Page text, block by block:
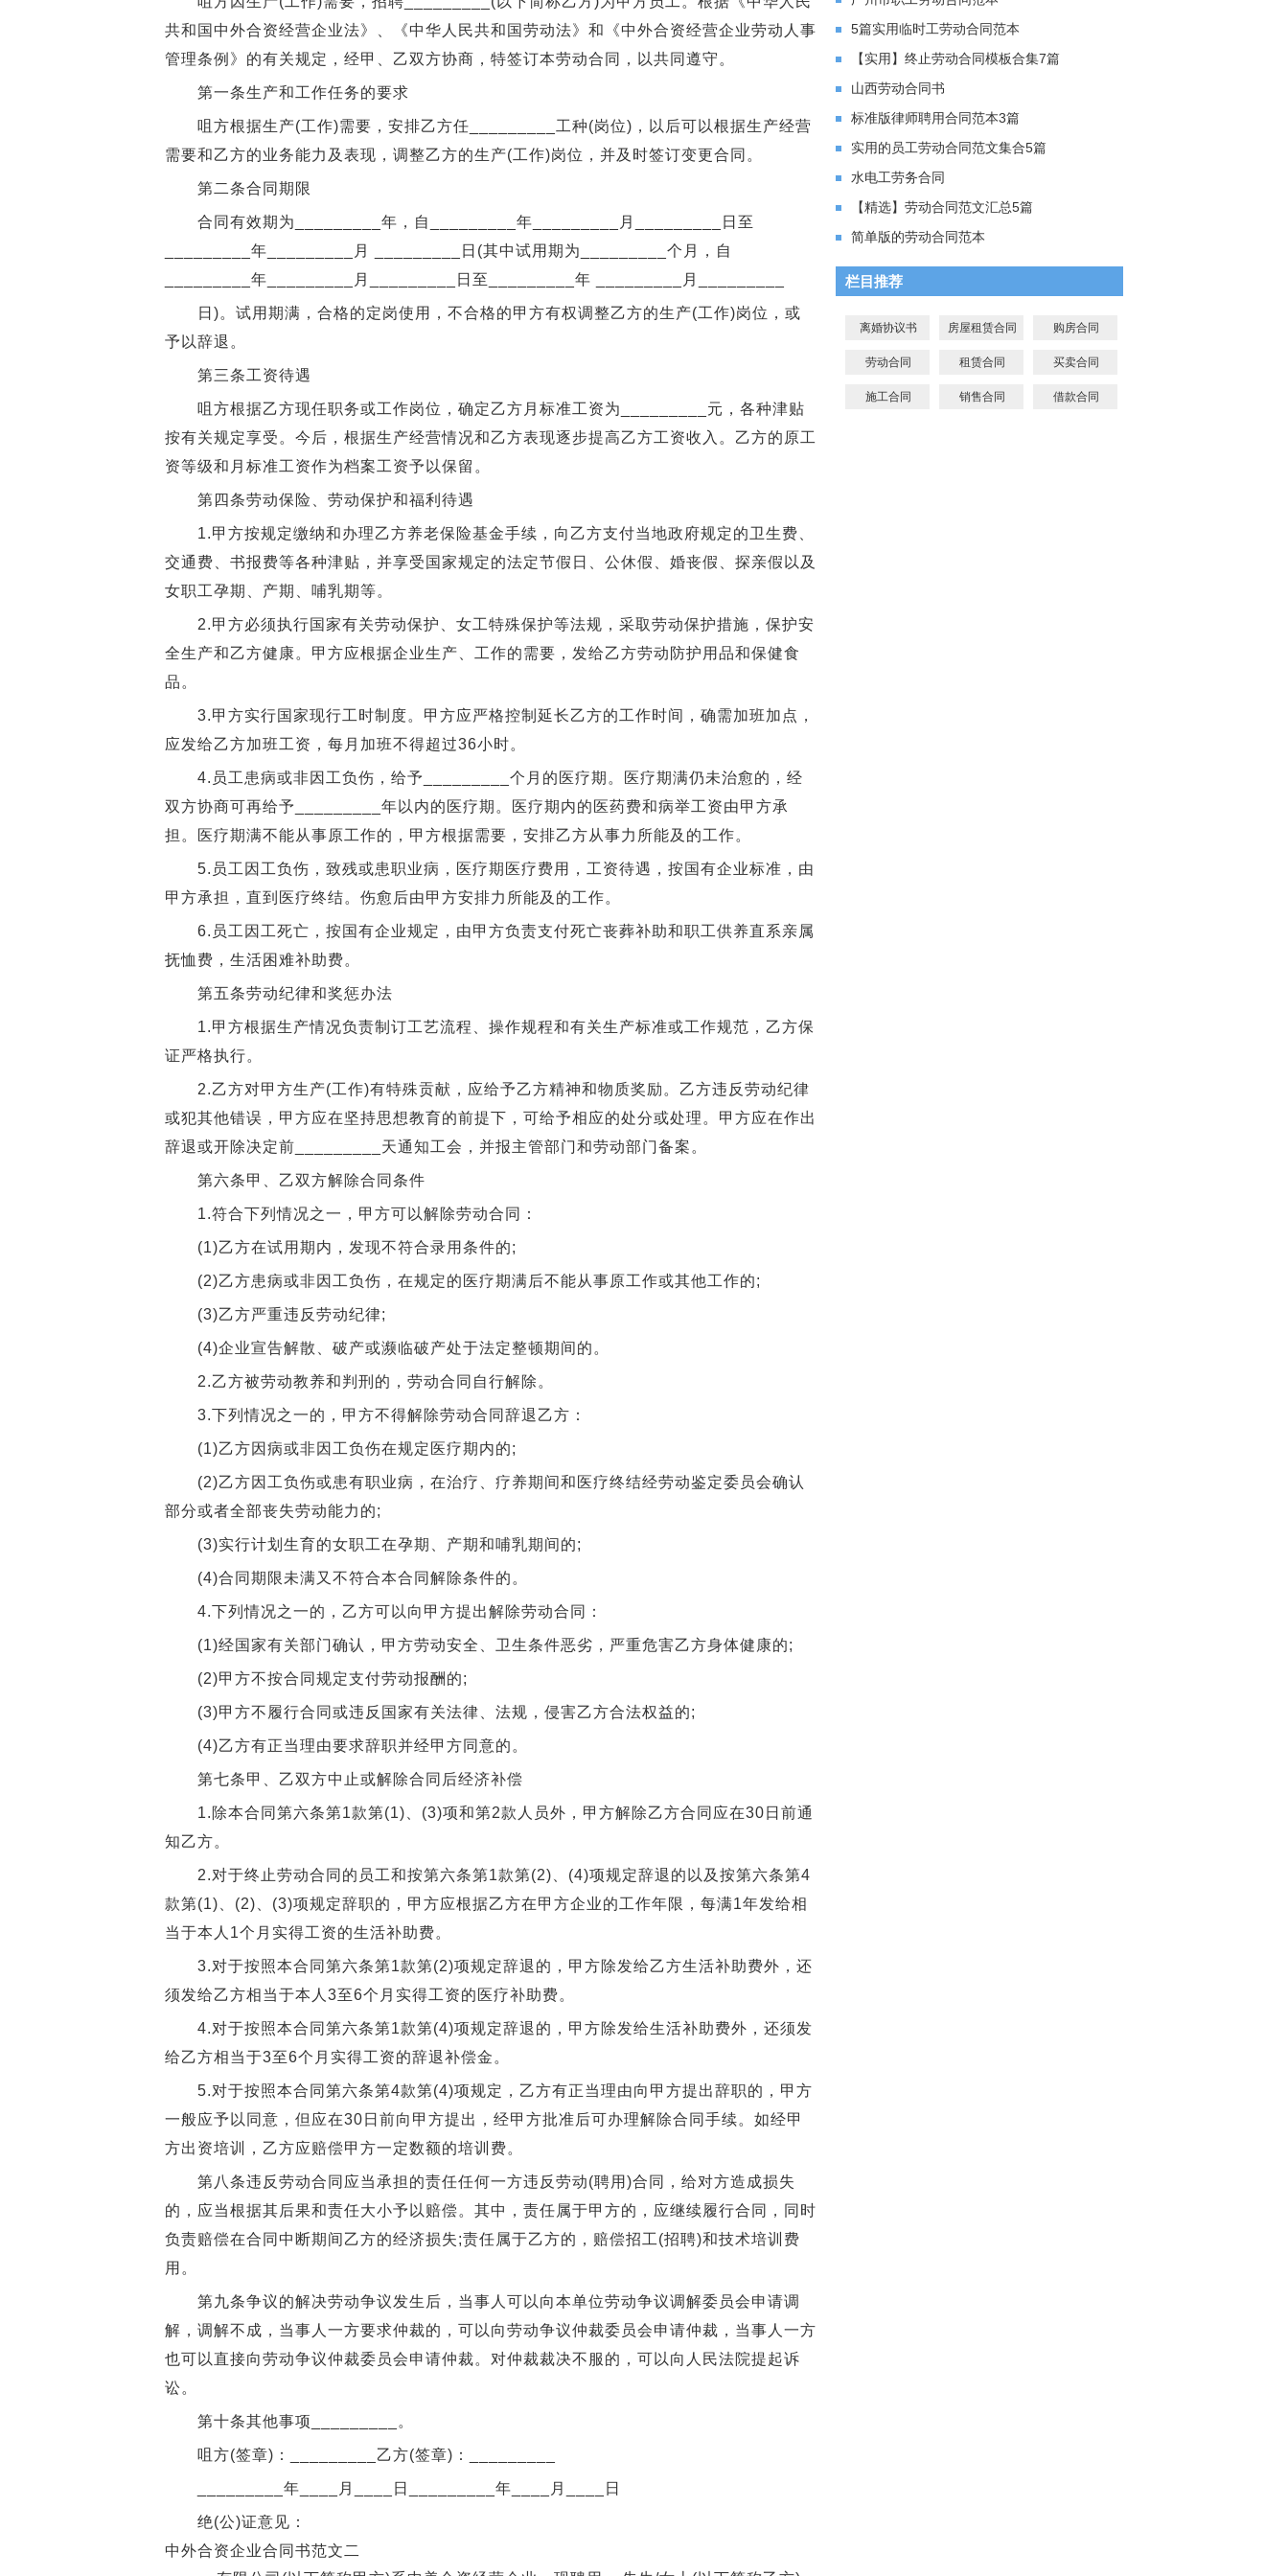
共和国中外合资经营企业法》、《中华人民共和国劳动法》和《中外合资经营企业劳动人事
管理条例》的有关规定，经甲、乙双方协商，特签订本劳动合同，以共同遵守。
第一条生产和工作任务的要求
咀方根据生产(工作)需要，安排乙方任_________工种(岗位)，以后可以根据生产经营
需要和乙方的业务能力及表现，调整乙方的生产(工作)岗位，并及时签订变更合同。
第二条合同期限
合同有效期为_________年，自_________年_________月_________日至
_________年_________月 _________日(其中试用期为_________个月，自
_________年_________月_________日至_________年 _________月_________
日)。试用期满，合格的定岗使用，不合格的甲方有权调整乙方的生产(工作)岗位，或
予以辞退。
第三条工资待遇
咀方根据乙方现任职务或工作岗位，确定乙方月标准工资为_________元，各种津贴
按有关规定享受。今后，根据生产经营情况和乙方表现逐步提高乙方工资收入。乙方的原工
资等级和月标准工资作为档案工资予以保留。
第四条劳动保险、劳动保护和福利待遇
1.甲方按规定缴纳和办理乙方养老保险基金手续，向乙方支付当地政府规定的卫生费、
交通费、书报费等各种津贴，并享受国家规定的法定节假日、公休假、婚丧假、探亲假以及
女职工孕期、产期、哺乳期等。
2.甲方必须执行国家有关劳动保护、女工特殊保护等法规，采取劳动保护措施，保护安
全生产和乙方健康。甲方应根据企业生产、工作的需要，发给乙方劳动防护用品和保健食
品。
3.甲方实行国家现行工时制度。甲方应严格控制延长乙方的工作时间，确需加班加点，
应发给乙方加班工资，每月加班不得超过36小时。
4.员工患病或非因工负伤，给予_________个月的医疗期。医疗期满仍未治愈的，经
双方协商可再给予_________年以内的医疗期。医疗期内的医药费和病举工资由甲方承
担。医疗期满不能从事原工作的，甲方根据需要，安排乙方从事力所能及的工作。
5.员工因工负伤，致残或患职业病，医疗期医疗费用，工资待遇，按国有企业标准，由
甲方承担，直到医疗终结。伤愈后由甲方安排力所能及的工作。
6.员工因工死亡，按国有企业规定，由甲方负责支付死亡丧葬补助和职工供养直系亲属
抚恤费，生活困难补助费。
第五条劳动纪律和奖惩办法
1.甲方根据生产情况负责制订工艺流程、操作规程和有关生产标准或工作规范，乙方保
证严格执行。
2.乙方对甲方生产(工作)有特殊贡献，应给予乙方精神和物质奖励。乙方违反劳动纪律
或犯其他错误，甲方应在坚持思想教育的前提下，可给予相应的处分或处理。甲方应在作出
辞退或开除决定前_________天通知工会，并报主管部门和劳动部门备案。
第六条甲、乙双方解除合同条件
1.符合下列情况之一，甲方可以解除劳动合同：
(1)乙方在试用期内，发现不符合录用条件的;
(2)乙方患病或非因工负伤，在规定的医疗期满后不能从事原工作或其他工作的;
(3)乙方严重违反劳动纪律;
(4)企业宣告解散、破产或濒临破产处于法定整顿期间的。
2.乙方被劳动教养和判刑的，劳动合同自行解除。
3.下列情况之一的，甲方不得解除劳动合同辞退乙方：
(1)乙方因病或非因工负伤在规定医疗期内的;
(2)乙方因工负伤或患有职业病，在治疗、疗养期间和医疗终结经劳动鉴定委员会确认
部分或者全部丧失劳动能力的;
(3)实行计划生育的女职工在孕期、产期和哺乳期间的;
(4)合同期限未满又不符合本合同解除条件的。
4.下列情况之一的，乙方可以向甲方提出解除劳动合同：
(1)经国家有关部门确认，甲方劳动安全、卫生条件恶劣，严重危害乙方身体健康的;
(2)甲方不按合同规定支付劳动报酬的;
(3)甲方不履行合同或违反国家有关法律、法规，侵害乙方合法权益的;
(4)乙方有正当理由要求辞职并经甲方同意的。
第七条甲、乙双方中止或解除合同后经济补偿
1.除本合同第六条第1款第(1)、(3)项和第2款人员外，甲方解除乙方合同应在30日前通
知乙方。
2.对于终止劳动合同的员工和按第六条第1款第(2)、(4)项规定辞退的以及按第六条第4
款第(1)、(2)、(3)项规定辞职的，甲方应根据乙方在甲方企业的工作年限，每满1年发给相
当于本人1个月实得工资的生活补助费。
3.对于按照本合同第六条第1款第(2)项规定辞退的，甲方除发给乙方生活补助费外，还
须发给乙方相当于本人3至6个月实得工资的医疗补助费。
4.对于按照本合同第六条第1款第(4)项规定辞退的，甲方除发给生活补助费外，还须发
给乙方相当于3至6个月实得工资的辞退补偿金。
5.对于按照本合同第六条第4款第(4)项规定，乙方有正当理由向甲方提出辞职的，甲方
一般应予以同意，但应在30日前向甲方提出，经甲方批准后可办理解除合同手续。如经甲
方出资培训，乙方应赔偿甲方一定数额的培训费。
第八条违反劳动合同应当承担的责任任何一方违反劳动(聘用)合同，给对方造成损失
的，应当根据其后果和责任大小予以赔偿。其中，责任属于甲方的，应继续履行合同，同时
负责赔偿在合同中断期间乙方的经济损失;责任属于乙方的，赔偿招工(招聘)和技术培训费
用。
第九条争议的解决劳动争议发生后，当事人可以向本单位劳动争议调解委员会申请调
解，调解不成，当事人一方要求仲裁的，可以向劳动争议仲裁委员会申请仲裁，当事人一方
也可以直接向劳动争议仲裁委员会申请仲裁。对仲裁裁决不服的，可以向人民法院提起诉
讼。
第十条其他事项_________。
咀方(签章)：_________乙方(签章)：_________
_________年____月____日_________年____月____日
绝(公)证意见：
中外合资企业合同书范文二
5篇实用临时工劳动合同范本
【实用】终止劳动合同模板合集7篇
山西劳动合同书
标准版律师聘用合同范本3篇
实用的员工劳动合同范文集合5篇
水电工劳务合同
【精选】劳动合同范文汇总5篇
简单版的劳动合同范本
栏目推荐
离婚协议书 房屋租赁合同 购房合同
劳动合同 租赁合同 买卖合同
施工合同 销售合同 借款合同